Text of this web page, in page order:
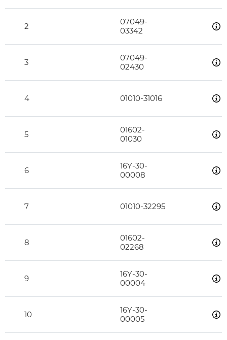
2
07049-
03342
3
07049-
02430
4 01010-31016
5
01602-
01030
6
16Y-30-
00008
7 01010-32295
8
01602-
02268
9
16Y-30-
00004
10
16Y-30-
00005